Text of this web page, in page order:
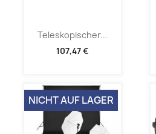
Teleskopischer...
107,47 €
NICHT AUF LAGER